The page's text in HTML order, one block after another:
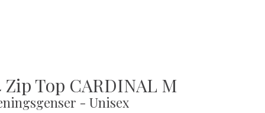
Zip Top CARDINAL M
- Unisex